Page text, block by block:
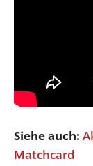
Siehe auch:
Matchcard